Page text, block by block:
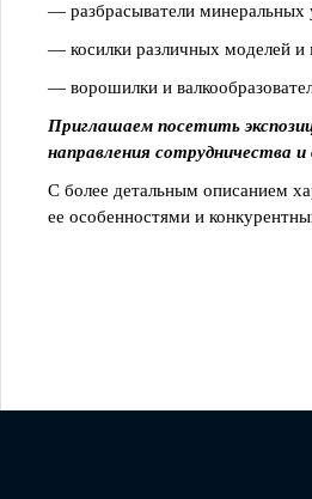
— разбрасыватели минеральных
— косилки различных моделей и
— ворошилки и
Приглашаем посетить
направления сотрудничества
С более детальным описанием
ее особенностями и